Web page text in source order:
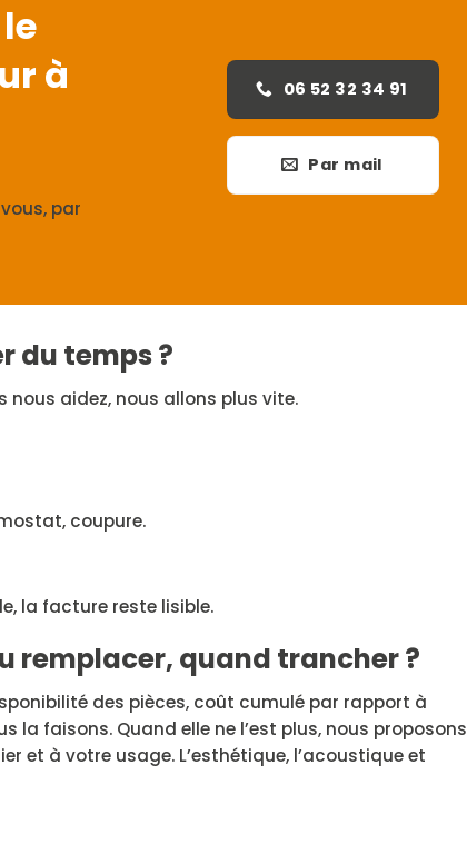
à
par
06 52 32 34 91
Par mail
du temps ?
aidez, nous allons plus vite.
coupure.
la facture reste lisible.
remplacer, quand trancher ?
des pièces, coût cumulé par rapport à
la faisons. Quand elle ne l’est plus, nous proposons
et à votre usage. L’esthétique, l’acoustique et